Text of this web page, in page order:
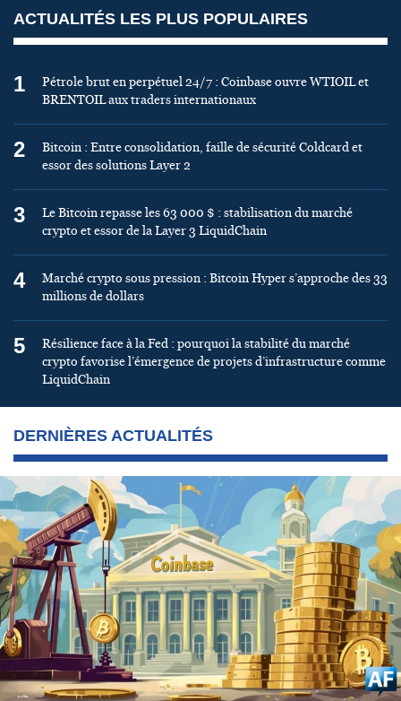
ACTUALITÉS LES PLUS POPULAIRES
1
Pétrole brut en perpétuel 24/7 : Coinbase ouvre WTIOIL et
BRENTOIL aux traders internationaux
2
Bitcoin : Entre consolidation, faille de sécurité Coldcard et
essor des solutions Layer 2
3
Le Bitcoin repasse les 63 000 $ : stabilisation du marché
crypto et essor de la Layer 3 LiquidChain
4
Marché crypto sous pression : Bitcoin Hyper s’approche des 33
millions de dollars
5
Résilience face à la Fed : pourquoi la stabilité du marché
crypto favorise l’émergence de projets d’infrastructure comme
LiquidChain
DERNIÈRES ACTUALITÉS